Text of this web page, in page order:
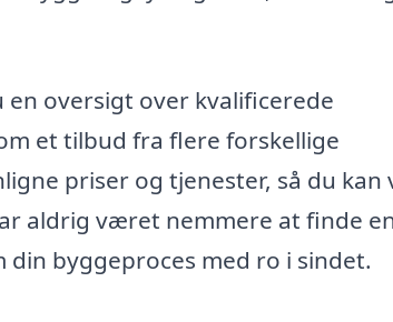
oversigt over kvalificerede
et tilbud fra flere forskellige
priser og tjenester, så du kan
aldrig været nemmere at finde
byggeproces med ro i sindet.